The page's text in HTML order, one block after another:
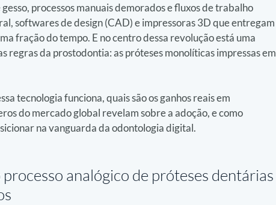
processos manuais demorados e fluxos de trabalho
softwares de design (CAD) e impressoras 3D que entregam
fração do tempo. E no centro dessa revolução está uma
regras da prostodontia: as próteses monolíticas impressas em
tecnologia funciona, quais são os ganhos reais em
do mercado global revelam sobre a adoção, e como
na vanguarda da odontologia digital.
processo analógico de próteses dentárias